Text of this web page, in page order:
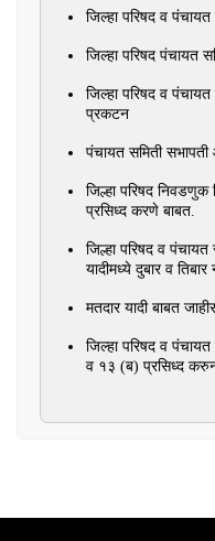
जिल्‍हा परिषद व
जिल्‍हा परिषद पंचायत
जिल्‍हा परिषद व
प्रकटन
पंचायत समिती
जिल्हा परिषद निवडणुक
प्रसिध्द करणे बाबत.
जिल्हा परिषद व
यादीमध्ये दुबार व
मतदार यादी बाबत
जिल्‍हा परिषद व
व १३ (ब) प्रसिध्‍द करुन